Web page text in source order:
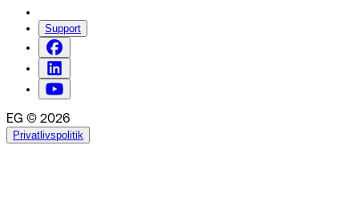
Support
EG © 2026
Privatlivspolitik